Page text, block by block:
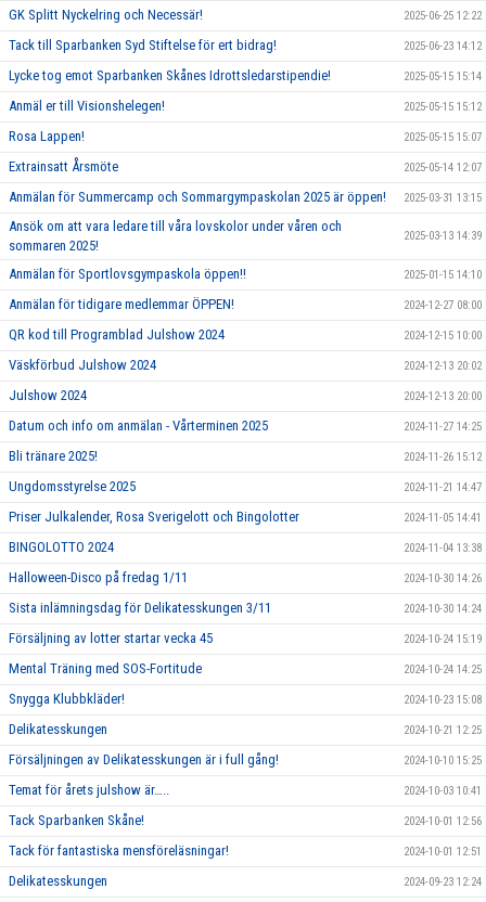
GK Splitt Nyckelring och Necessär! 2025-06-25 12:22
Tack till Sparbanken Syd Stiftelse för ert bidrag! 2025-06-23 14:12
Lycke tog emot Sparbanken Skånes Idrottsledarstipendie! 2025-05-15 15:14
Anmäl er till Visionshelegen! 2025-05-15 15:12
Rosa Lappen! 2025-05-15 15:07
Extrainsatt Årsmöte 2025-05-14 12:07
Anmälan för Summercamp och Sommargympaskolan 2025 är öppen! 2025-03-31 13:15
Ansök om att vara ledare till våra lovskolor under våren och
sommaren 2025!
2025-03-13 14:39
Anmälan för Sportlovsgympaskola öppen!! 2025-01-15 14:10
Anmälan för tidigare medlemmar ÖPPEN! 2024-12-27 08:00
QR kod till Programblad Julshow 2024 2024-12-15 10:00
Väskförbud Julshow 2024 2024-12-13 20:02
Julshow 2024 2024-12-13 20:00
Datum och info om anmälan - Vårterminen 2025 2024-11-27 14:25
Bli tränare 2025! 2024-11-26 15:12
Ungdomsstyrelse 2025 2024-11-21 14:47
Priser Julkalender, Rosa Sverigelott och Bingolotter 2024-11-05 14:41
BINGOLOTTO 2024 2024-11-04 13:38
Halloween-Disco på fredag 1/11 2024-10-30 14:26
Sista inlämningsdag för Delikatesskungen 3/11 2024-10-30 14:24
Försäljning av lotter startar vecka 45 2024-10-24 15:19
Mental Träning med SOS-Fortitude 2024-10-24 14:25
Snygga Klubbkläder! 2024-10-23 15:08
Delikatesskungen 2024-10-21 12:25
Försäljningen av Delikatesskungen är i full gång! 2024-10-10 15:25
Temat för årets julshow är….. 2024-10-03 10:41
Tack Sparbanken Skåne! 2024-10-01 12:56
Tack för fantastiska mensföreläsningar! 2024-10-01 12:51
Delikatesskungen 2024-09-23 12:24